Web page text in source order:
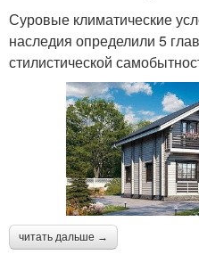
Суровые климатические
наследия определили 5
стилистической
читать дальше →